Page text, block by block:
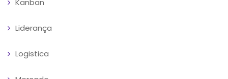
Liderança
Logistica